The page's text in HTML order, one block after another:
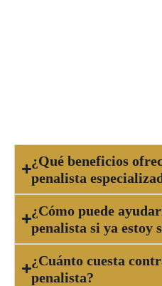
¿Qué beneficios
penalista
¿Cómo puede
penalista si ya estoy
¿Cuánto cuesta
penalista?